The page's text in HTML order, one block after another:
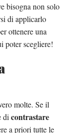
bisogna non solo
di applicarlo
ottenere una
poter scegliere!
molte. Se il
di contrastare
a priori tutte le